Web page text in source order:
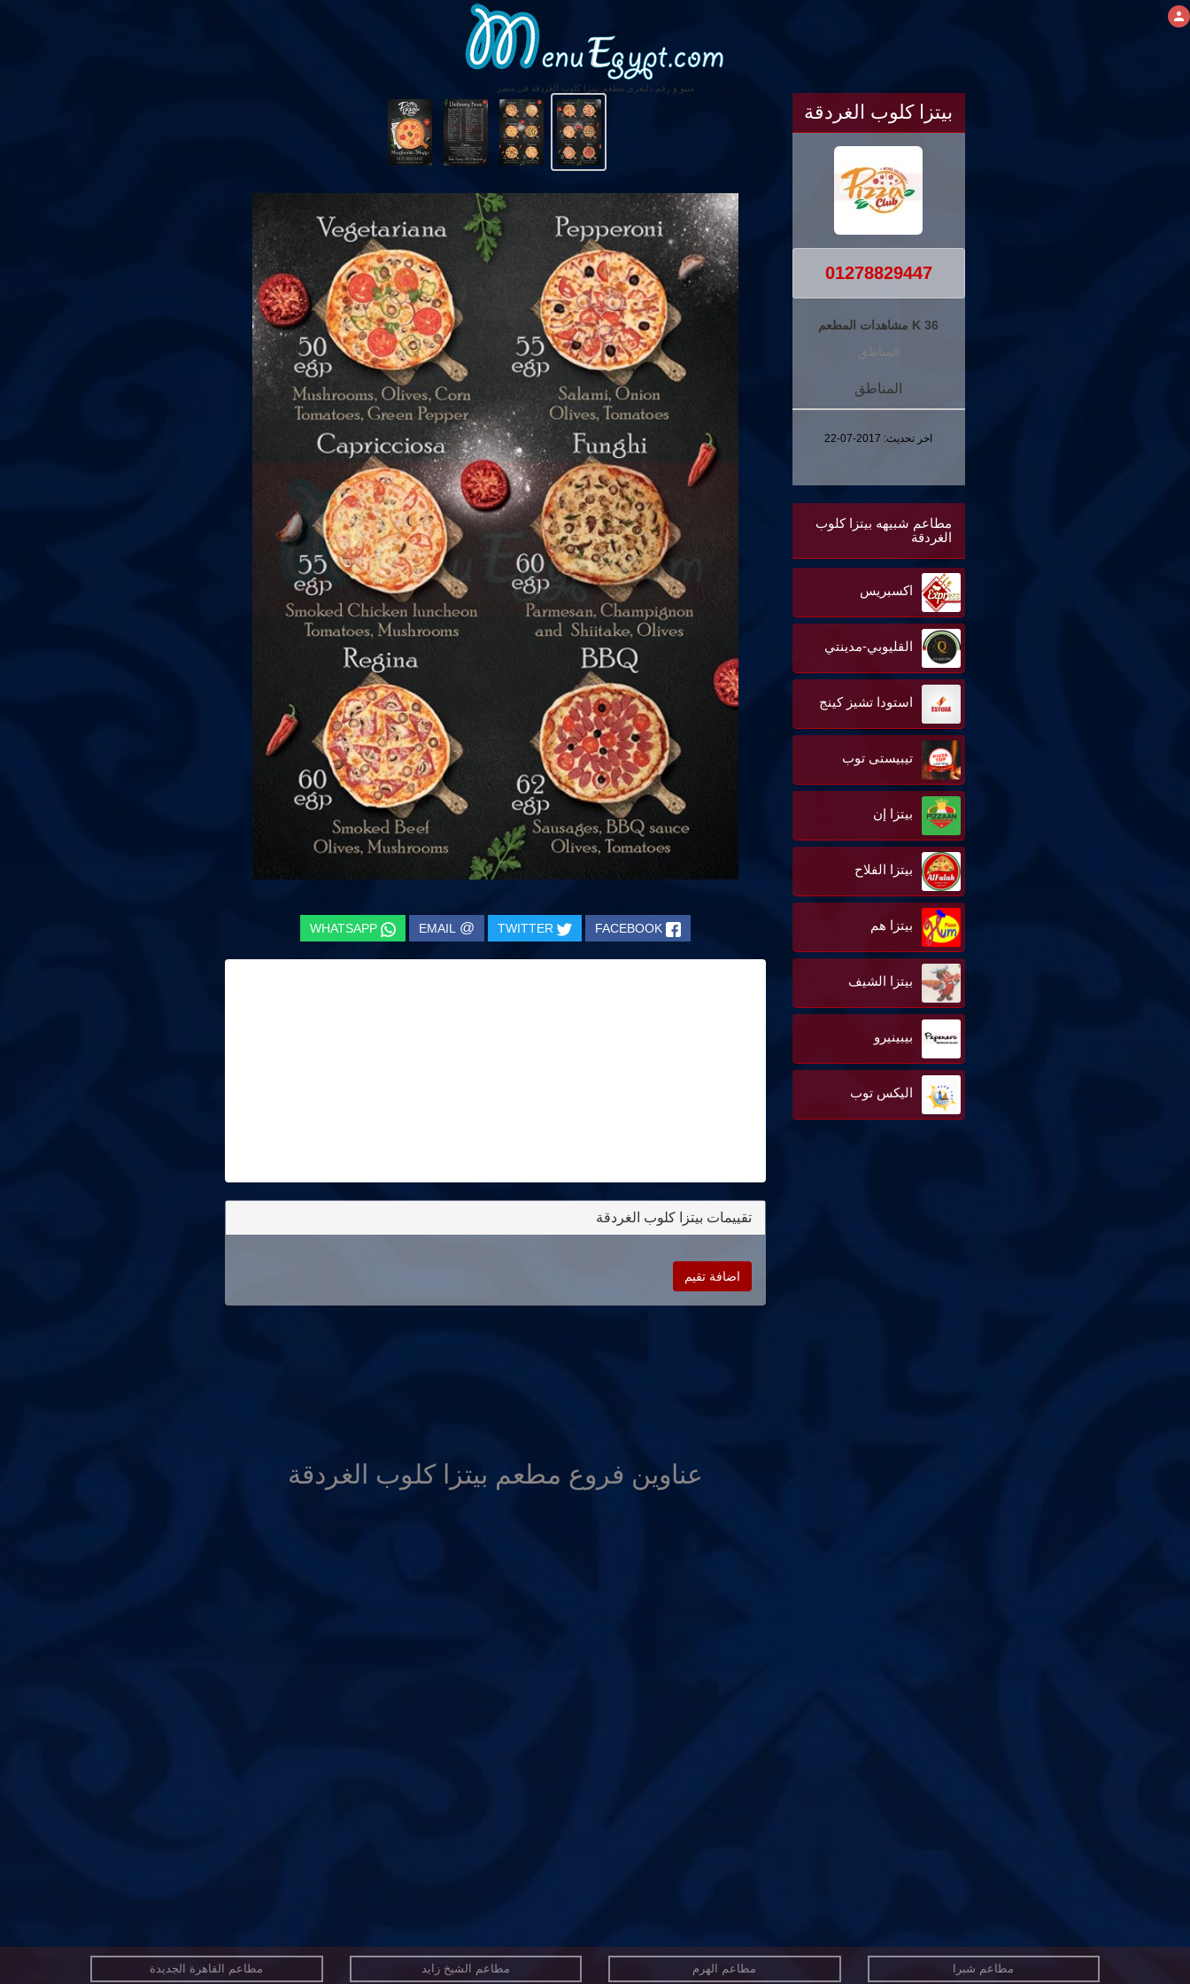
منيو و رقم دليفرى مطعم بيتزا كلوب الغردقة فى مصر
بيتزا كلوب الغردقة
01278829447
36 K مشاهدات المطعم
المناطق
المناطق
اخر تحديث: 2017-07-22
مطاعم شبيهه بيتزا كلوب
الغردقة
اكسبريس
القليوبي-مدينتي
استودا تشيز كينج
تيبيستى توب
بيتزا إن
بيتزا الفلاح
بيتزا هم
بيتزا الشيف
بيبينيرو
اليكس توب
FACEBOOK
TWITTER
@
EMAIL
WHATSAPP
تقييمات بيتزا كلوب الغردقة
اضافة تقيم
عناوين فروع مطعم بيتزا كلوب الغردقة
مطاعم شبرا مطاعم الهرم مطاعم الشيخ زايد مطاعم القاهرة الجديدة